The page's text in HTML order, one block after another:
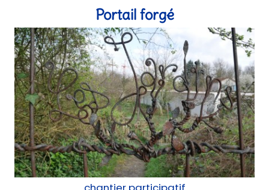
chantier participatif
Cuisine Mobile